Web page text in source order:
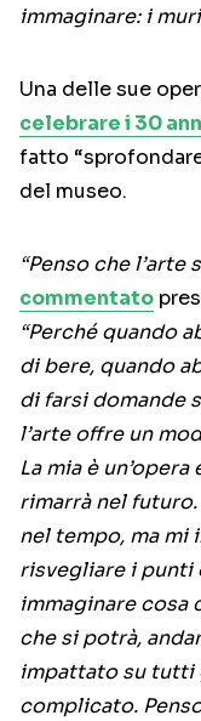
immaginare: i
Una delle sue
celebrare i 30
fatto
del museo.
“Penso che l’arte
commentato
“Perché quando
di bere, quando
di farsi domande
l’arte offre un
La mia è
rimarrà nel
nel tempo, ma mi
risvegliare i punti
immaginare cosa
che si potrà,
impattato su tutti
complicato.